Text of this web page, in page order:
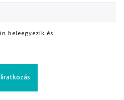
beleegyezik és